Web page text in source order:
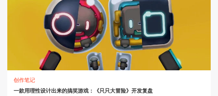
创作笔记
一款用理性设计出来的搞笑游戏：《只只大冒险》开发复盘